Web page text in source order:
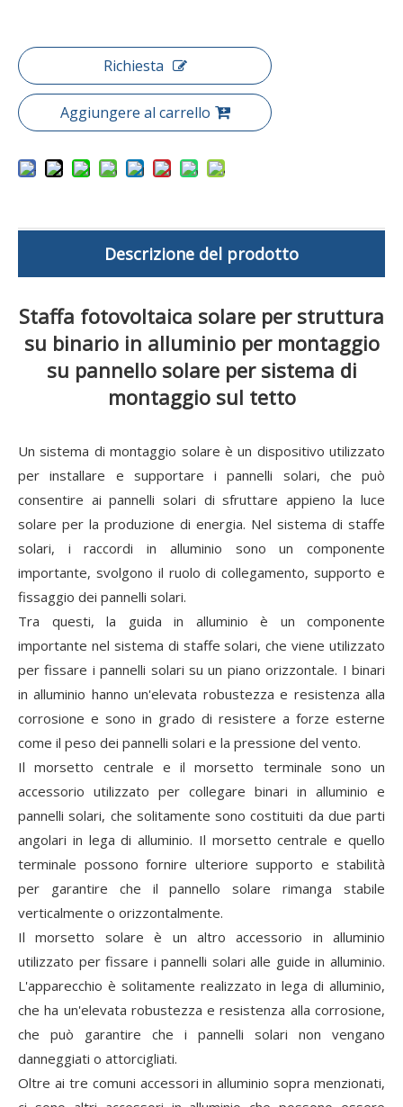
Richiesta
Aggiungere al carrello
Descrizione del prodotto
Staffa fotovoltaica solare per struttura
su binario in alluminio per montaggio
su pannello solare per sistema di
montaggio sul tetto
Un sistema di montaggio solare è un dispositivo utilizzato
per installare e supportare i pannelli solari, che può
consentire ai pannelli solari di sfruttare appieno la luce
solare per la produzione di energia. Nel sistema di staffe
solari, i raccordi in alluminio sono un componente
importante, svolgono il ruolo di collegamento, supporto e
fissaggio dei pannelli solari.
Tra questi, la guida in alluminio è un componente
importante nel sistema di staffe solari, che viene utilizzato
per fissare i pannelli solari su un piano orizzontale. I binari
in alluminio hanno un'elevata robustezza e resistenza alla
corrosione e sono in grado di resistere a forze esterne
come il peso dei pannelli solari e la pressione del vento.
Il morsetto centrale e il morsetto terminale sono un
accessorio utilizzato per collegare binari in alluminio e
pannelli solari, che solitamente sono costituiti da due parti
angolari in lega di alluminio. Il morsetto centrale e quello
terminale possono fornire ulteriore supporto e stabilità
per garantire che il pannello solare rimanga stabile
verticalmente o orizzontalmente.
Il morsetto solare è un altro accessorio in alluminio
utilizzato per fissare i pannelli solari alle guide in alluminio.
L'apparecchio è solitamente realizzato in lega di alluminio,
che ha un'elevata robustezza e resistenza alla corrosione,
che può garantire che i pannelli solari non vengano
danneggiati o attorcigliati.
Oltre ai tre comuni accessori in alluminio sopra menzionati,